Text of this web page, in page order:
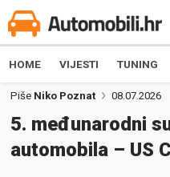
HOME VIJESTI TUNING
Piše Niko Poznat 08.07.2026
5. međunarodni
automobila – US